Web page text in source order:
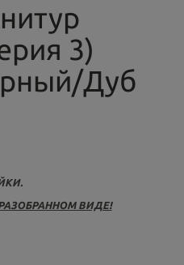
3)
Дуб
ВИДЕ!